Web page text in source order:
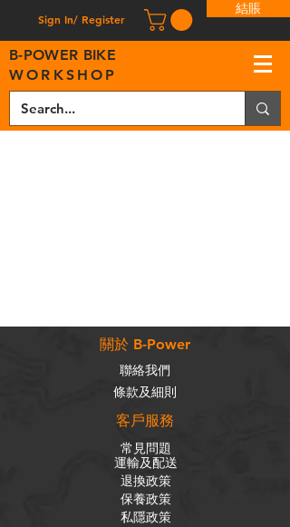
Sign In/ Register
結賬
B-POWER BIKE
WORKSHOP
關於 B-Power
聯絡我們
條款及細則
客戶服務
常見問題
運輸及配送
退換政策
保養政策
私隱政策